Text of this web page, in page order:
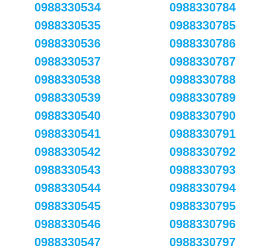
0988330534
0988330535
0988330536
0988330537
0988330538
0988330539
0988330540
0988330541
0988330542
0988330543
0988330544
0988330545
0988330546
0988330547
0988330784
0988330785
0988330786
0988330787
0988330788
0988330789
0988330790
0988330791
0988330792
0988330793
0988330794
0988330795
0988330796
0988330797